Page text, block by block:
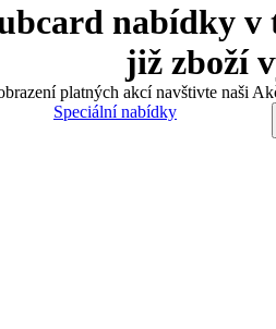
nabídky
již zboží
platných akcí navštivte naši
Speciální nabídky